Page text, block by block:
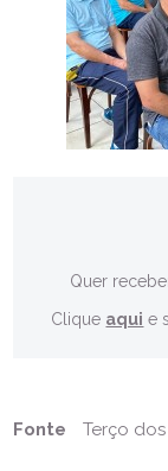
Quer
Clique aqui e
Fonte Terço